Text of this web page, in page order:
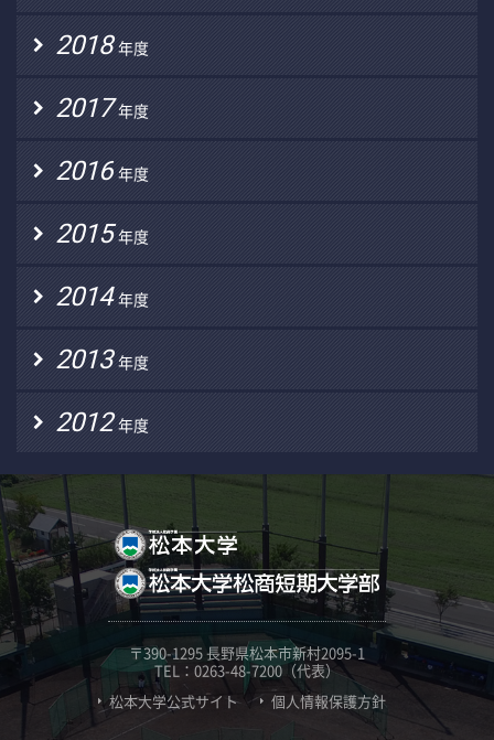
2018 年度
2017 年度
2016 年度
2015 年度
2014 年度
2013 年度
2012 年度
〒390-1295 長野県松本市新村2095-1
TEL：0263-48-7200（代表）
松本大学公式サイト
個人情報保護方針